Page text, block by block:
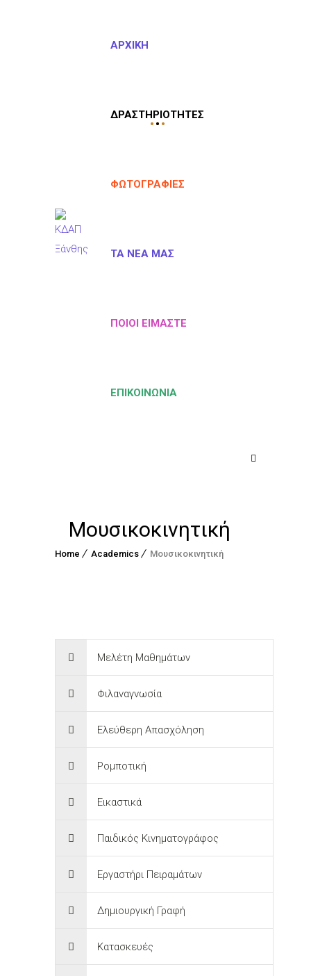
ΑΡΧΙΚΉ
ΔΡΑΣΤΗΡΙΌΤΗΤΕΣ
ΦΩΤΟΓΡΑΦΊΕΣ
ΤΑ ΝΈΑ ΜΑΣ
ΠΟΙΟΙ ΕΊΜΑΣΤΕ
ΕΠΙΚΟΙΝΩΝΊΑ
Μουσικοκινητική
Home Academics Μουσικοκινητική
Μελέτη Μαθημάτων
Φιλαναγνωσία
Ελεύθερη Απασχόληση
Ρομποτική
Εικαστικά
Παιδικός Κινηματογράφος
Εργαστήρι Πειραμάτων
Δημιουργική Γραφή
Κατασκευές